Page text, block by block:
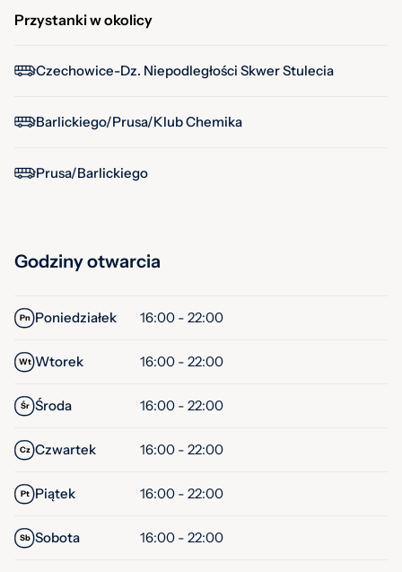
Przystanki w okolicy
Czechowice-Dz. Niepodległości Skwer Stulecia
Barlickiego/Prusa/Klub Chemika
Prusa/Barlickiego
Godziny otwarcia
Pn Poniedziałek 16:00 - 22:00
Wt Wtorek 16:00 - 22:00
Śr Środa 16:00 - 22:00
Cz Czwartek 16:00 - 22:00
Pt Piątek 16:00 - 22:00
Sb Sobota 16:00 - 22:00